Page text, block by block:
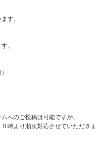
す。
。
へのご投稿は可能ですが、
時より順次対応させていただきま